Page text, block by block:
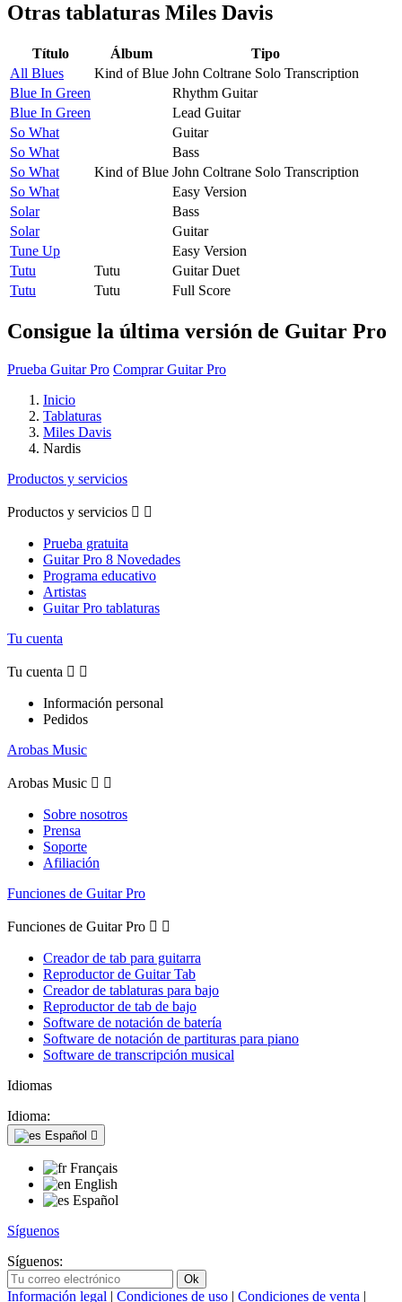
Otras tablaturas Miles Davis
Título Álbum
Tipo
All Blues
Kind of Blue John Coltrane Solo Transcription
Blue In Green
Rhythm Guitar
Blue In Green
Lead Guitar
So What
Guitar
So What
Bass
So What
Kind of Blue John Coltrane Solo Transcription
So What
Easy Version
Solar
Bass
Solar
Guitar
Tune Up
Easy Version
Tutu
Tutu
Guitar Duet
Tutu
Tutu Full Score
Consigue la última versión de Guitar Pro
Prueba Guitar Pro Comprar Guitar Pro
Inicio
Tablaturas
Miles Davis
Nardis
Productos y servicios
Productos y servicios  
Prueba gratuita
Guitar Pro 8 Novedades
Programa educativo
Artistas
Guitar Pro tablaturas
Tu cuenta
Tu cuenta  
Información personal
Pedidos
Arobas Music
Arobas Music  
Sobre nosotros
Prensa
Soporte
Afiliación
Funciones de Guitar Pro
Funciones de Guitar Pro  
Creador de tab para guitarra
Reproductor de Guitar Tab
Creador de tablaturas para bajo
Reproductor de tab de bajo
Software de notación de batería
Software de notación de partituras para piano
Software de transcripción musical
Idiomas
Idioma:
Español 
Français
English
Español
Síguenos
Síguenos:
Información legal | Condiciones de uso | Condiciones de venta |